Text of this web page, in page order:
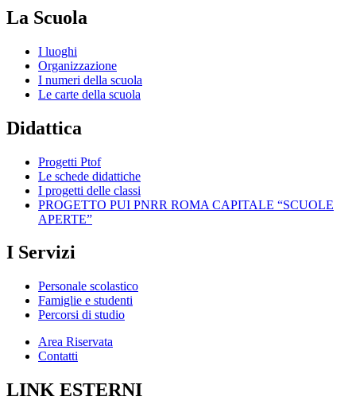
La Scuola
I luoghi
Organizzazione
I numeri della scuola
Le carte della scuola
Didattica
Progetti Ptof
Le schede didattiche
I progetti delle classi
PROGETTO PUI PNRR ROMA CAPITALE “SCUOLE
APERTE”
I Servizi
Personale scolastico
Famiglie e studenti
Percorsi di studio
Area Riservata
Contatti
LINK ESTERNI